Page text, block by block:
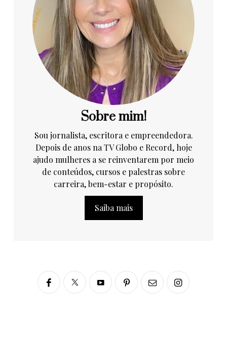
Sobre mim!
Sou jornalista, escritora e empreendedora.
Depois de anos na TV Globo e Record, hoje
ajudo mulheres a se reinventarem por meio
de conteúdos, cursos e palestras sobre
carreira, bem-estar e propósito.
Saiba mais